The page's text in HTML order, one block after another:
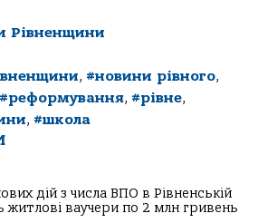
Рівненщини
, #новини рівного,
#реформування, #рівне,
, #школа
дій з числа ВПО в Рівненській
житлові ваучери по 2 млн гривень